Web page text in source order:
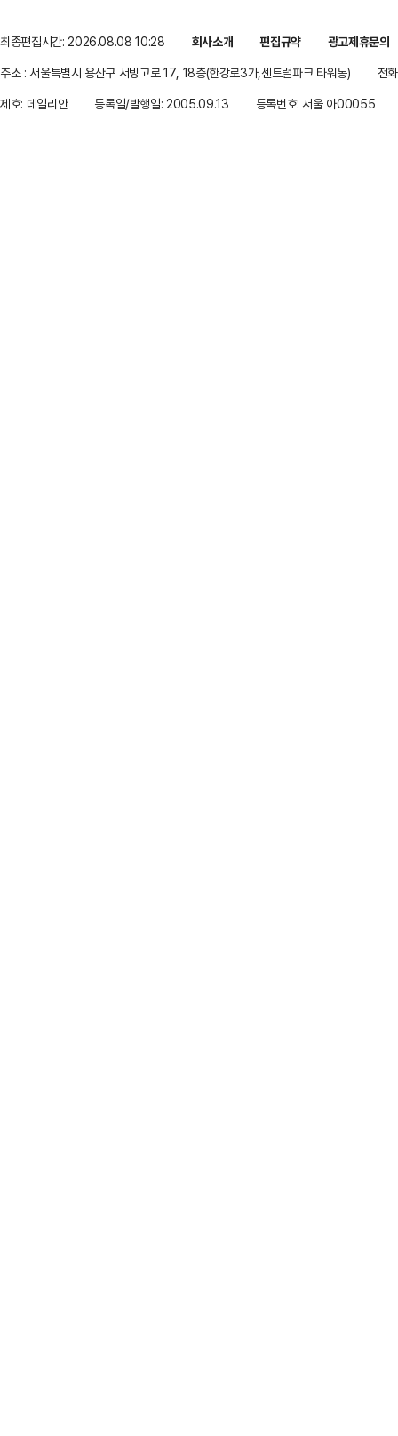
최종편집시간: 2026.08.08 10:28 회사소개 편집규약
광고제휴문의
주소 : 서울특별시 용산구 서빙고로 17, 18층(한강로3가,센트럴파크 타워동)
전
제호: 데일리안
등록일/발행일: 2005.09.13 등록번호: 서울 아00055